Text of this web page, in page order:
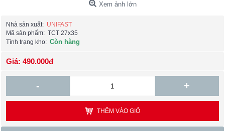
Xem ảnh lớn
Nhà sản xuất: UNIFAST
Mã sản phẩm: TCT 27x35
Tình trạng kho: Còn hàng
Giá: 490.000đ
- +
THÊM VÀO GIỎ